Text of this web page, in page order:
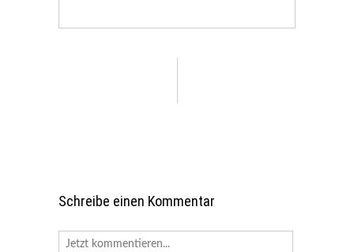
Schreibe einen Kommentar